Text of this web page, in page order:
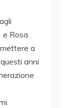
e Rosa
a
anni